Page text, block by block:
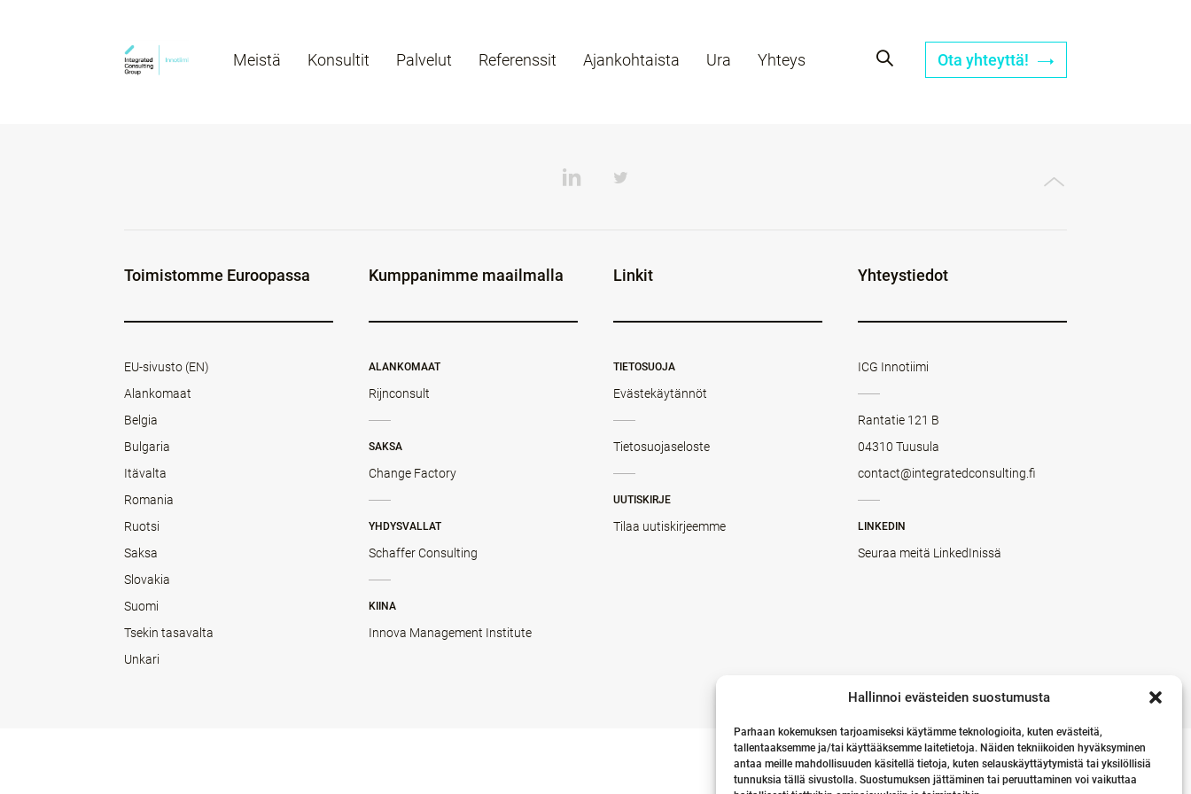
Hallinnoi evästeiden suostumusta
Parhaan kokemuksen tarjoamiseksi käytämme teknologioita, kuten evästeitä,
tallentaaksemme ja/tai käyttääksemme laitetietoja. Näiden tekniikoiden hyväksyminen
antaa meille mahdollisuuden käsitellä tietoja, kuten selauskäyttäytymistä tai yksilöllisiä
tunnuksia tällä sivustolla. Suostumuksen jättäminen tai peruuttaminen voi vaikuttaa
Meistä Konsultit Palvelut Referenssit Ajankohtaista Ura Yhteys Ota yhteyttä!
Toimistomme Euroopassa
EU-sivusto (EN)
Alankomaat
Belgia
Bulgaria
Itävalta
Romania
Ruotsi
Saksa
Slovakia
Suomi
Tsekin tasavalta
Unkari
Kumppanimme maailmalla
ALANKOMAAT
Rijnconsult
SAKSA
Change Factory
YHDYSVALLAT
Schaffer Consulting
KIINA
Innova Management Institute
Linkit
TIETOSUOJA
Evästekäytännöt
Tietosuojaseloste
UUTISKIRJE
Tilaa uutiskirjeemme
Yhteystiedot
ICG Innotiimi
Rantatie 121 B
04310 Tuusula
contact@integratedconsulting.fi
LINKEDIN
Seuraa meitä LinkedInissä